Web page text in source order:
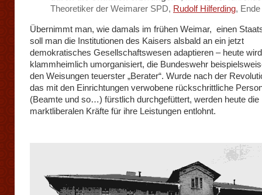
Theoretiker der Weimarer SPD, Rudolf Hilferding, Ende
Übernimmt man, wie damals im frühen Weimar, einen
soll man die Institutionen des Kaisers alsbald an ein jetzt
demokratisches Gesellschaftswesen adaptieren – heute wird
klammheimlich umorganisiert, die Bundeswehr
den Weisungen teuerster „Berater“. Wurde nach der
das mit den Einrichtungen verwobene rückschrittliche
(Beamte und so…) fürstlich durchgefüttert, werden heute die
marktliberalen Kräfte für ihre Leistungen entlohnt.